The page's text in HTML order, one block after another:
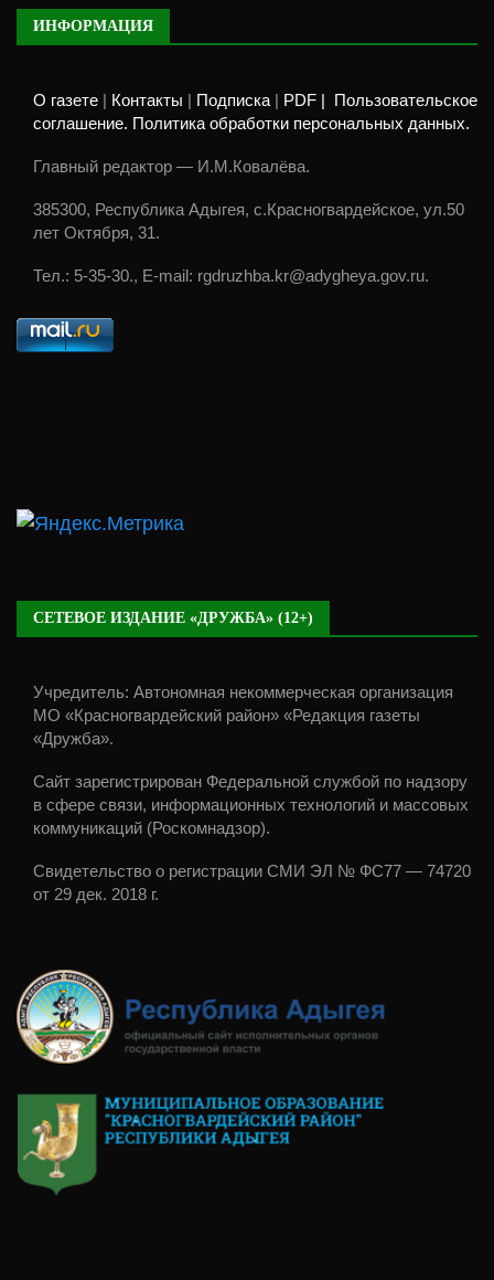
ИНФОРМАЦИЯ
О газете | Контакты | Подписка | PDF | Пользовательское
соглашение. Политика обработки персональных данных.
Главный редактор — И.М.Ковалёва.
385300, Республика Адыгея, с.Красногвардейское, ул.50
лет Октября, 31.
Тел.: 5-35-30., E-mail: rgdruzhba.kr@adygheya.gov.ru.
СЕТЕВОЕ ИЗДАНИЕ «ДРУЖБА» (12+)
Учредитель: Автономная некоммерческая организация
МО «Красногвардейский район» «Редакция газеты
«Дружба».
Сайт зарегистрирован Федеральной службой по надзору
в сфере связи, информационных технологий и массовых
коммуникаций (Роскомнадзор).
Свидетельство о регистрации СМИ ЭЛ № ФС77 — 74720
от 29 дек. 2018 г.